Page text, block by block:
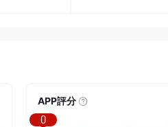
APP評分
0